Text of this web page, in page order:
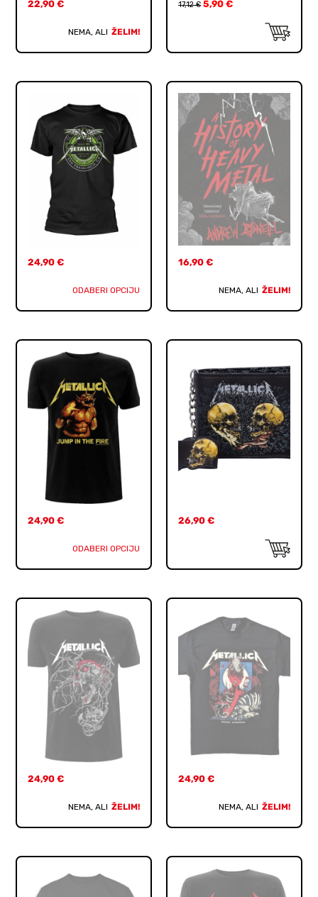
22,90€
NEMA, ALI ŽELIM!
17,12€ 5,90 €
24,90€
ODABERI OPCIJU
16,90 €
NEMA, ALI ŽELIM!
24,90€
ODABERI OPCIJU
26,90 €
24,90€
NEMA, ALI ŽELIM!
24,90 €
NEMA, ALI ŽELIM!